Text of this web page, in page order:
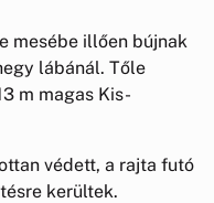
mesébe illően bújnak
lábánál. Tőle
m magas Kis-
védett, a rajta futó
kerültek.